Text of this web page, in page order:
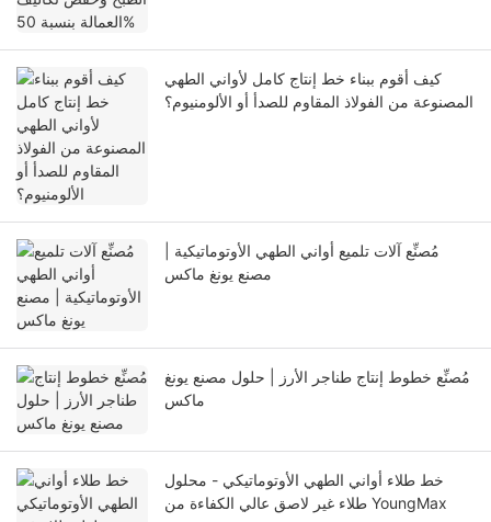
كيف أقوم ببناء خط إنتاج كامل لأواني الطهي
المصنوعة من الفولاذ المقاوم للصدأ أو الألومنيوم؟
مُصنِّع آلات تلميع أواني الطهي الأوتوماتيكية |
مصنع يونغ ماكس
مُصنِّع خطوط إنتاج طناجر الأرز | حلول مصنع يونغ
ماكس
خط طلاء أواني الطهي الأوتوماتيكي - محلول
طلاء غير لاصق عالي الكفاءة من YoungMax